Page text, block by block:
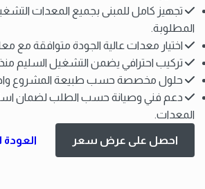
تجهيز كامل للمبنى بجميع المعدات
المطلوبة.
اختيار معدات عالية الجودة متوافقة مع
تركيب احترافي يضمن التشغيل السليم منذ
حلول مخصصة حسب طبيعة المشروع
دعم فني وصيانة حسب الطلب لضمان
المعدات.
احصل على عرض سعر